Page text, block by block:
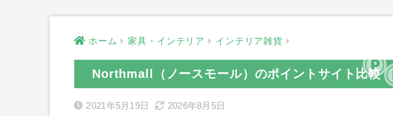
ホーム 家具・インテリア インテリア雑貨
Northmall（ノースモール）のポイントサイト比較
2021年5月19日 2026年8月5日